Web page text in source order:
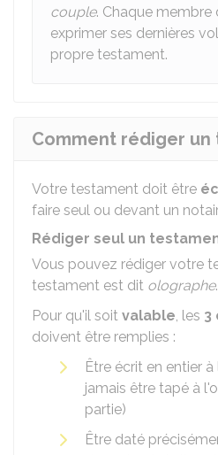
couple. Chaque
exprimer ses dernières
propre testament.
Comment rédiger un
Votre testament doit être
faire seul ou devant un
Rédiger seul un
Vous pouvez rédiger votre
testament est dit olographe.
Pour qu'il soit valable, les 3
doivent être remplies :
Être écrit en entier
jamais être tapé à
partie)
Être daté